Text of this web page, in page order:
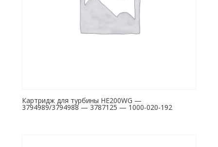
Картридж для турбины HE200WG —
3794989/3794988 — 3787125 — 1000-020-192